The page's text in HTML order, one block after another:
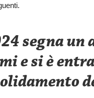
segna un
e si è